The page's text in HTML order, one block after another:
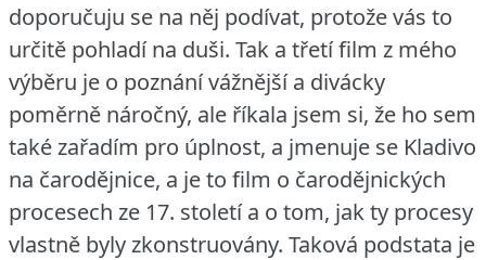
doporučuju se na něj podívat, protože vás to
určitě pohladí na duši. Tak a třetí film z mého
výběru je o poznání vážnější a divácky
poměrně náročný, ale říkala jsem si, že ho sem
také zařadím pro úplnost, a jmenuje se Kladivo
na čarodějnice, a je to film o čarodějnických
procesech ze 17. století a o tom, jak ty procesy
vlastně byly zkonstruovány. Taková podstata je